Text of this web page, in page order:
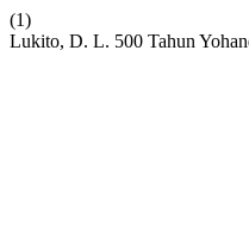
(1)
Lukito, D. L. 500 Tahun